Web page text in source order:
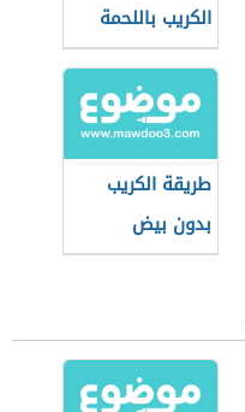
الكريب باللحمة
المفرومة
طريقة الكريب
بدون بيض